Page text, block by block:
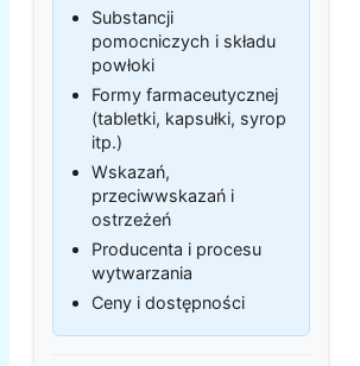
Substancji
pomocniczych i składu
powłoki
Formy farmaceutycznej
(tabletki, kapsułki, syrop
itp.)
Wskazań,
przeciwwskazań i
ostrzeżeń
Producenta i procesu
wytwarzania
Ceny i dostępności